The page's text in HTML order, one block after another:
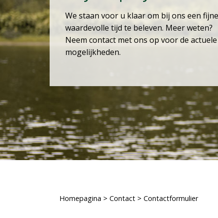
We staan voor u klaar om bij ons een
waardevolle tijd te beleven. Meer weten?
Neem contact met ons op voor de actuele
mogelijkheden.
Homepagina > Contact > Contactformulier